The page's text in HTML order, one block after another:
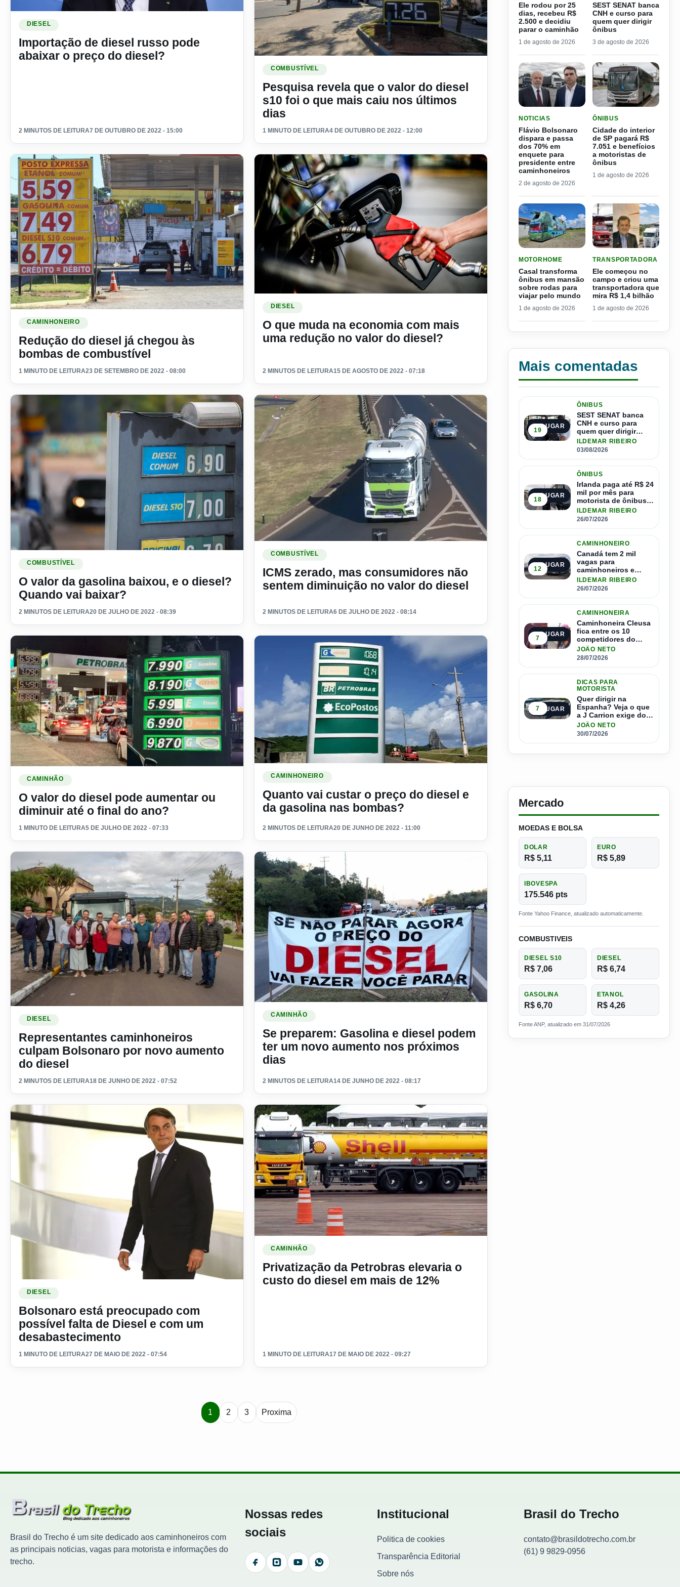
Ler materia: Importação de diesel russo pode abaixar o preço do diesel?
DIESEL
Importação de diesel russo pode
abaixar o preço do diesel?
2 MINUTOS DE LEITURA7 DE OUTUBRO DE 2022 - 15:00
Ler materia: Pesquisa revela que o valor do diesel s10 foi o que mais caiu nos últimos dias
COMBUSTÍVEL
Pesquisa revela que o valor do diesel
s10 foi o que mais caiu nos últimos
dias
1 MINUTO DE LEITURA4 DE OUTUBRO DE 2022 - 12:00
CAMINHONEIRO
Redução do diesel já chegou às
bombas de combustível
1 MINUTO DE LEITURA23 DE SETEMBRO DE 2022 - 08:00
Ler materia: O que muda na economia com mais uma redução no valor do diesel?
DIESEL
O que muda na economia com mais
uma redução no valor do diesel?
2 MINUTOS DE LEITURA15 DE AGOSTO DE 2022 - 07:18
COMBUSTÍVEL
O valor da gasolina baixou, e o diesel?
Quando vai baixar?
2 MINUTOS DE LEITURA20 DE JULHO DE 2022 - 08:39
COMBUSTÍVEL
ICMS zerado, mas consumidores não
sentem diminuição no valor do diesel
2 MINUTOS DE LEITURA6 DE JULHO DE 2022 - 08:14
Ler materia: O valor do diesel pode aumentar ou diminuir até o final do ano?
CAMINHÃO
O valor do diesel pode aumentar ou
diminuir até o final do ano?
1 MINUTO DE LEITURA5 DE JULHO DE 2022 - 07:33
CAMINHONEIRO
Quanto vai custar o preço do diesel e
da gasolina nas bombas?
2 MINUTOS DE LEITURA20 DE JUNHO DE 2022 - 11:00
Ler materia: Representantes caminhoneiros culpam Bolsonaro por novo aumento do diesel
DIESEL
Representantes caminhoneiros
culpam Bolsonaro por novo aumento
do diesel
2 MINUTOS DE LEITURA18 DE JUNHO DE 2022 - 07:52
Ler materia: Se preparem: Gasolina e diesel podem ter um novo aumento nos próximos dias
CAMINHÃO
Se preparem: Gasolina e diesel podem
ter um novo aumento nos próximos
dias
2 MINUTOS DE LEITURA14 DE JUNHO DE 2022 - 08:17
Ler materia: Bolsonaro está preocupado com possível falta de Diesel e com um desabastecimento
DIESEL
Bolsonaro está preocupado com
possível falta de Diesel e com um
desabastecimento
1 MINUTO DE LEITURA27 DE MAIO DE 2022 - 07:54
CAMINHÃO
Privatização da Petrobras elevaria o
custo do diesel em mais de 12%
1 MINUTO DE LEITURA17 DE MAIO DE 2022 - 09:27
1 2 3 Proxima
Ele rodou por 25
dias, recebeu R$
2.500 e decidiu
parar o caminhão
1 de agosto de 2026
SEST SENAT banca
CNH e curso para
quem quer dirigir
ônibus
3 de agosto de 2026
NOTICIAS
Flávio Bolsonaro
dispara e passa
dos 70% em
enquete para
presidente entre
caminhoneiros
2 de agosto de 2026
ÔNIBUS
Cidade do interior
de SP pagará R$
7.051 e benefícios
a motoristas de
ônibus
1 de agosto de 2026
MOTORHOME
Casal transforma
ônibus em mansão
sobre rodas para
viajar pelo mundo
1 de agosto de 2026
TRANSPORTADORA
Ele começou no
campo e criou uma
transportadora que
mira R$ 1,4 bilhão
1 de agosto de 2026
Mais comentadas
1º LUGAR
19
ÔNIBUS
SEST SENAT banca
CNH e curso para
quem quer dirigir
ônibus
ILDEMAR RIBEIRO
03/08/2026
2º LUGAR
18
ÔNIBUS
Irlanda paga até R$ 24
mil por mês para
motorista de ônibus e
pode contratar até
1.500 motoristas
ILDEMAR RIBEIRO
26/07/2026
3º LUGAR
12
CAMINHONEIRO
Canadá tem 2 mil
vagas para
caminhoneiros e
salário de até R$ 24
mil por mês
ILDEMAR RIBEIRO
26/07/2026
4º LUGAR
7
CAMINHONEIRA
Caminhoneira Cleusa
fica entre os 10
competidores do
Master Driver Brasil
JOÃO NETO
28/07/2026
5º LUGAR
7
DICAS PARA
MOTORISTA
Quer dirigir na
Espanha? Veja o que
a J Carrion exige dos
brasileiros
JOÃO NETO
30/07/2026
Mercado
MOEDAS E BOLSA
DOLAR
R$ 5,11
EURO
R$ 5,89
IBOVESPA
175.546 pts
Fonte Yahoo Finance, atualizado automaticamente.
COMBUSTIVEIS
DIESEL S10
R$ 7,06
DIESEL
R$ 6,74
GASOLINA
R$ 6,70
ETANOL
R$ 4,26
Fonte ANP, atualizado em 31/07/2026
Brasil do Trecho é um site dedicado aos caminhoneiros com
as principais noticias, vagas para motorista e informações do
trecho.
Nossas redes
sociais
FacebookInstagramYouTubeWhatsApp
Institucional
Politica de cookies
Transparência Editorial
Sobre nós
Brasil do Trecho
contato@brasildotrecho.com.br
(61) 9 9829-0956